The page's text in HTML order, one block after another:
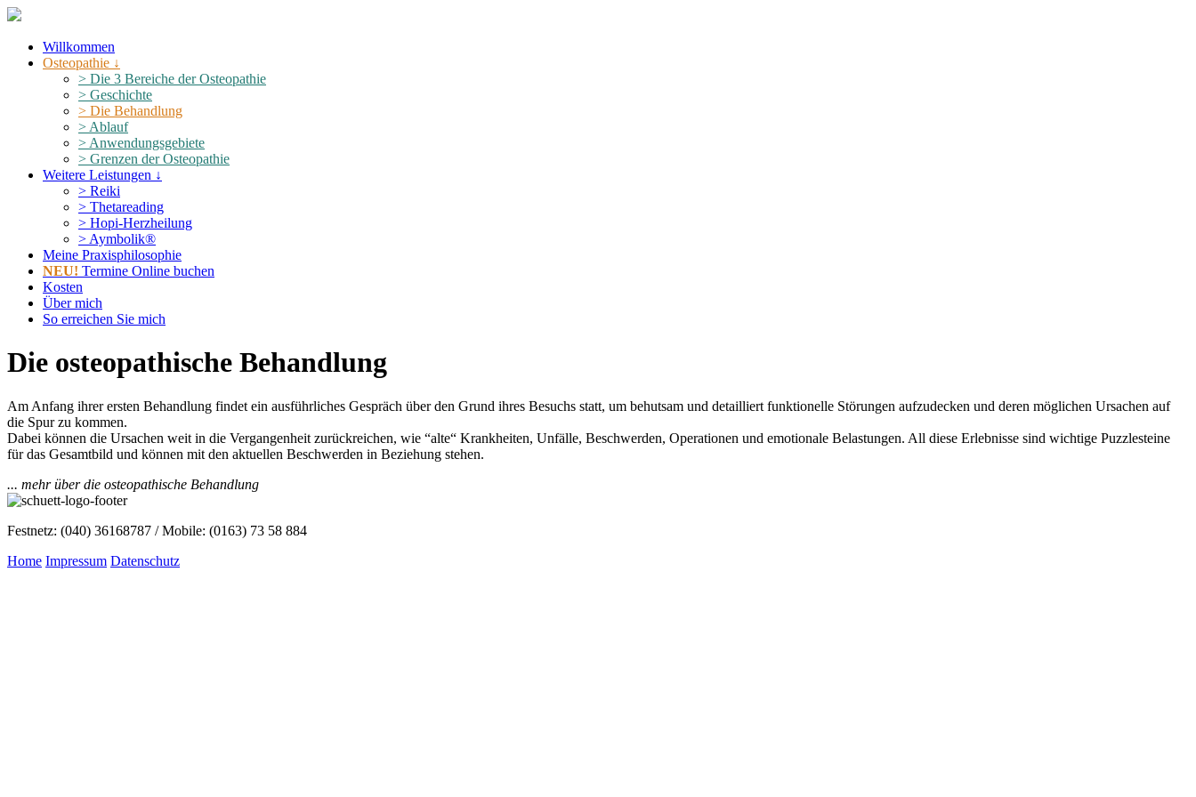
Willkommen
Osteopathie ↓
> Die 3 Bereiche der Osteopathie
> Geschichte
> Die Behandlung
> Ablauf
> Anwendungsgebiete
> Grenzen der Osteopathie
Weitere Leistungen ↓
> Reiki
> Thetareading
> Hopi-Herzheilung
> Aymbolik®
Meine Praxisphilosophie
NEU! Termine Online buchen
Kosten
Über mich
So erreichen Sie mich
Die osteopathische Behandlung
Am Anfang ihrer ersten Behandlung findet ein ausführliches Gespräch über den Grund ihres Besuchs statt, um behutsam und detailliert funktionelle Störungen aufzudecken und deren möglichen Ursachen auf
die Spur zu kommen.
Dabei können die Ursachen weit in die Vergangenheit zurückreichen, wie “alte“ Krankheiten, Unfälle, Beschwerden, Operationen und emotionale Belastungen. All diese Erlebnisse sind wichtige Puzzlesteine
für das Gesamtbild und können mit den aktuellen Beschwerden in Beziehung stehen.
... mehr über die osteopathische Behandlung
Festnetz: (040) 36168787 / Mobile: (0163) 73 58 884
Home Impressum Datenschutz